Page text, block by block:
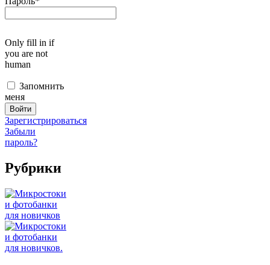
Only fill in if
you are not
human
Запомнить
меня
Зарегистрироваться
Забыли
пароль?
Рубрики